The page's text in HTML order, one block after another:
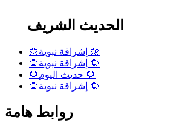
الحديث الشريف
🌼إشراقة نبوية 🌼
🌻إشراقة نبوية 🌻
🌻حديث اليوم 🌻
🌻إشراقة نبوية 🌻
روابط هامة